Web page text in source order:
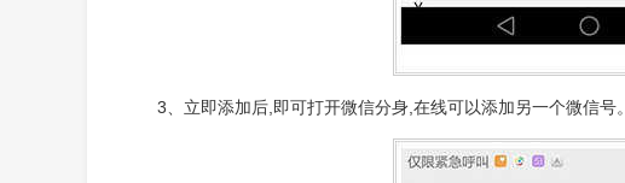
3、立即添加后,即可打开微信分身,在线可以添加另一个微信号。